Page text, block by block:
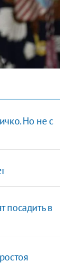
Но не с
посадить в